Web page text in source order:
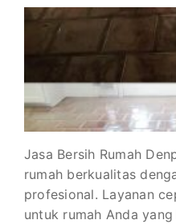
Jasa Bersih Rumah
rumah berkualitas
profesional. Layanan
untuk rumah Anda